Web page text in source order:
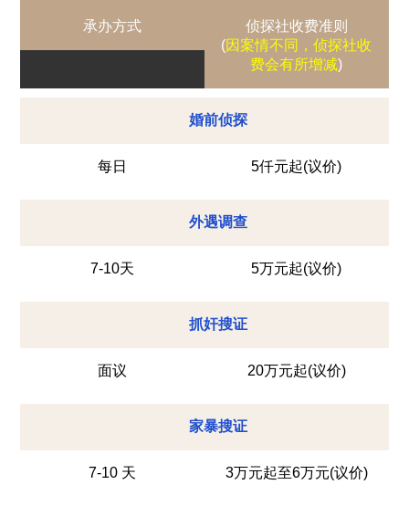
承办方式
侦探社收费准则
(因案情不同，侦探社收
费会有所增减)
婚前侦探
每日 5仟元起(议价)
外遇调查
7-10天 5万元起(议价)
抓奸搜证
面议 20万元起(议价)
家暴搜证
7-10 天 3万元起至6万元(议价)